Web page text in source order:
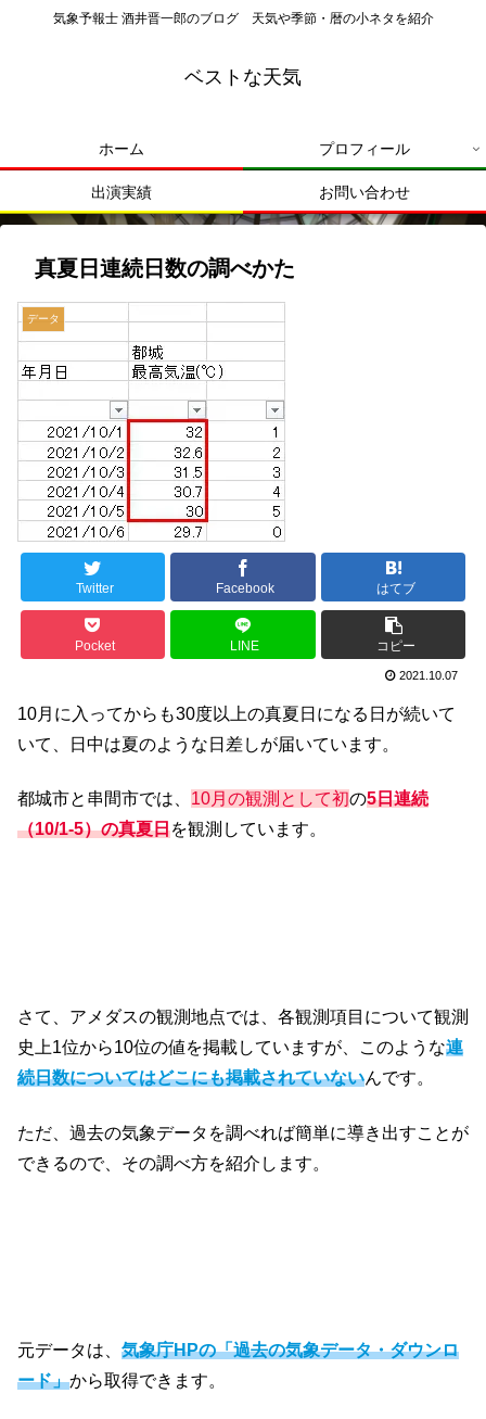
気象予報士 酒井晋一郎のブログ 天気や季節・暦の小ネタを紹介
ベストな天気
ホーム プロフィール
出演実績 お問い合わせ
真夏日連続日数の調べかた
データ
Twitter Facebook はてブ
Pocket LINE コピー
2021.10.07
10月に入ってからも30度以上の真夏日になる日が続いて
いて、日中は夏のような日差しが届いています。
都城市と串間市では、 10月の観測として初の5日連続
（10/1-5）の真夏日を観測しています。
さて、アメダスの観測地点では、各観測項目について観測
史上1位から10位の値を掲載していますが、このような連
続日数についてはどこにも掲載されていないんです。
ただ、過去の気象データを調べれば簡単に導き出すことが
できるので、その調べ方を紹介します。
元データは、 気象庁HPの「過去の気象データ・ダウンロ
ード」から取得できます。